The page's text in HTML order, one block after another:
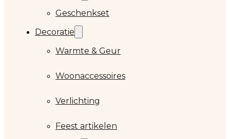
Geschenkset
Decoratie
Warmte & Geur
Woonaccessoires
Verlichting
Feest artikelen